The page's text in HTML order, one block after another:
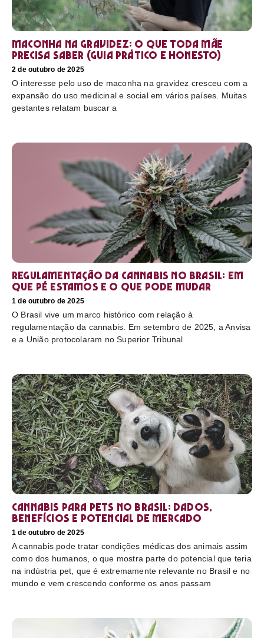
Maconha na gravidez: o que toda mãe
precisa saber (guia prático e honesto)
2 de outubro de 2025
O interesse pelo uso de maconha na gravidez cresceu com a
expansão do uso medicinal e social em vários países. Muitas
gestantes relatam buscar a
Regulamentação da cannabis no Brasil: em
que pé estamos e o que pode mudar
1 de outubro de 2025
O Brasil vive um marco histórico com relação à
regulamentação da cannabis. Em setembro de 2025, a Anvisa
e a União protocolaram no Superior Tribunal
Cannabis para pets no Brasil: dados,
benefícios e potencial de mercado
1 de outubro de 2025
A cannabis pode tratar condições médicas dos animais assim
como dos humanos, o que mostra parte do potencial que teria
na indústria pet, que é extremamente relevante no Brasil e no
mundo e vem crescendo conforme os anos passam